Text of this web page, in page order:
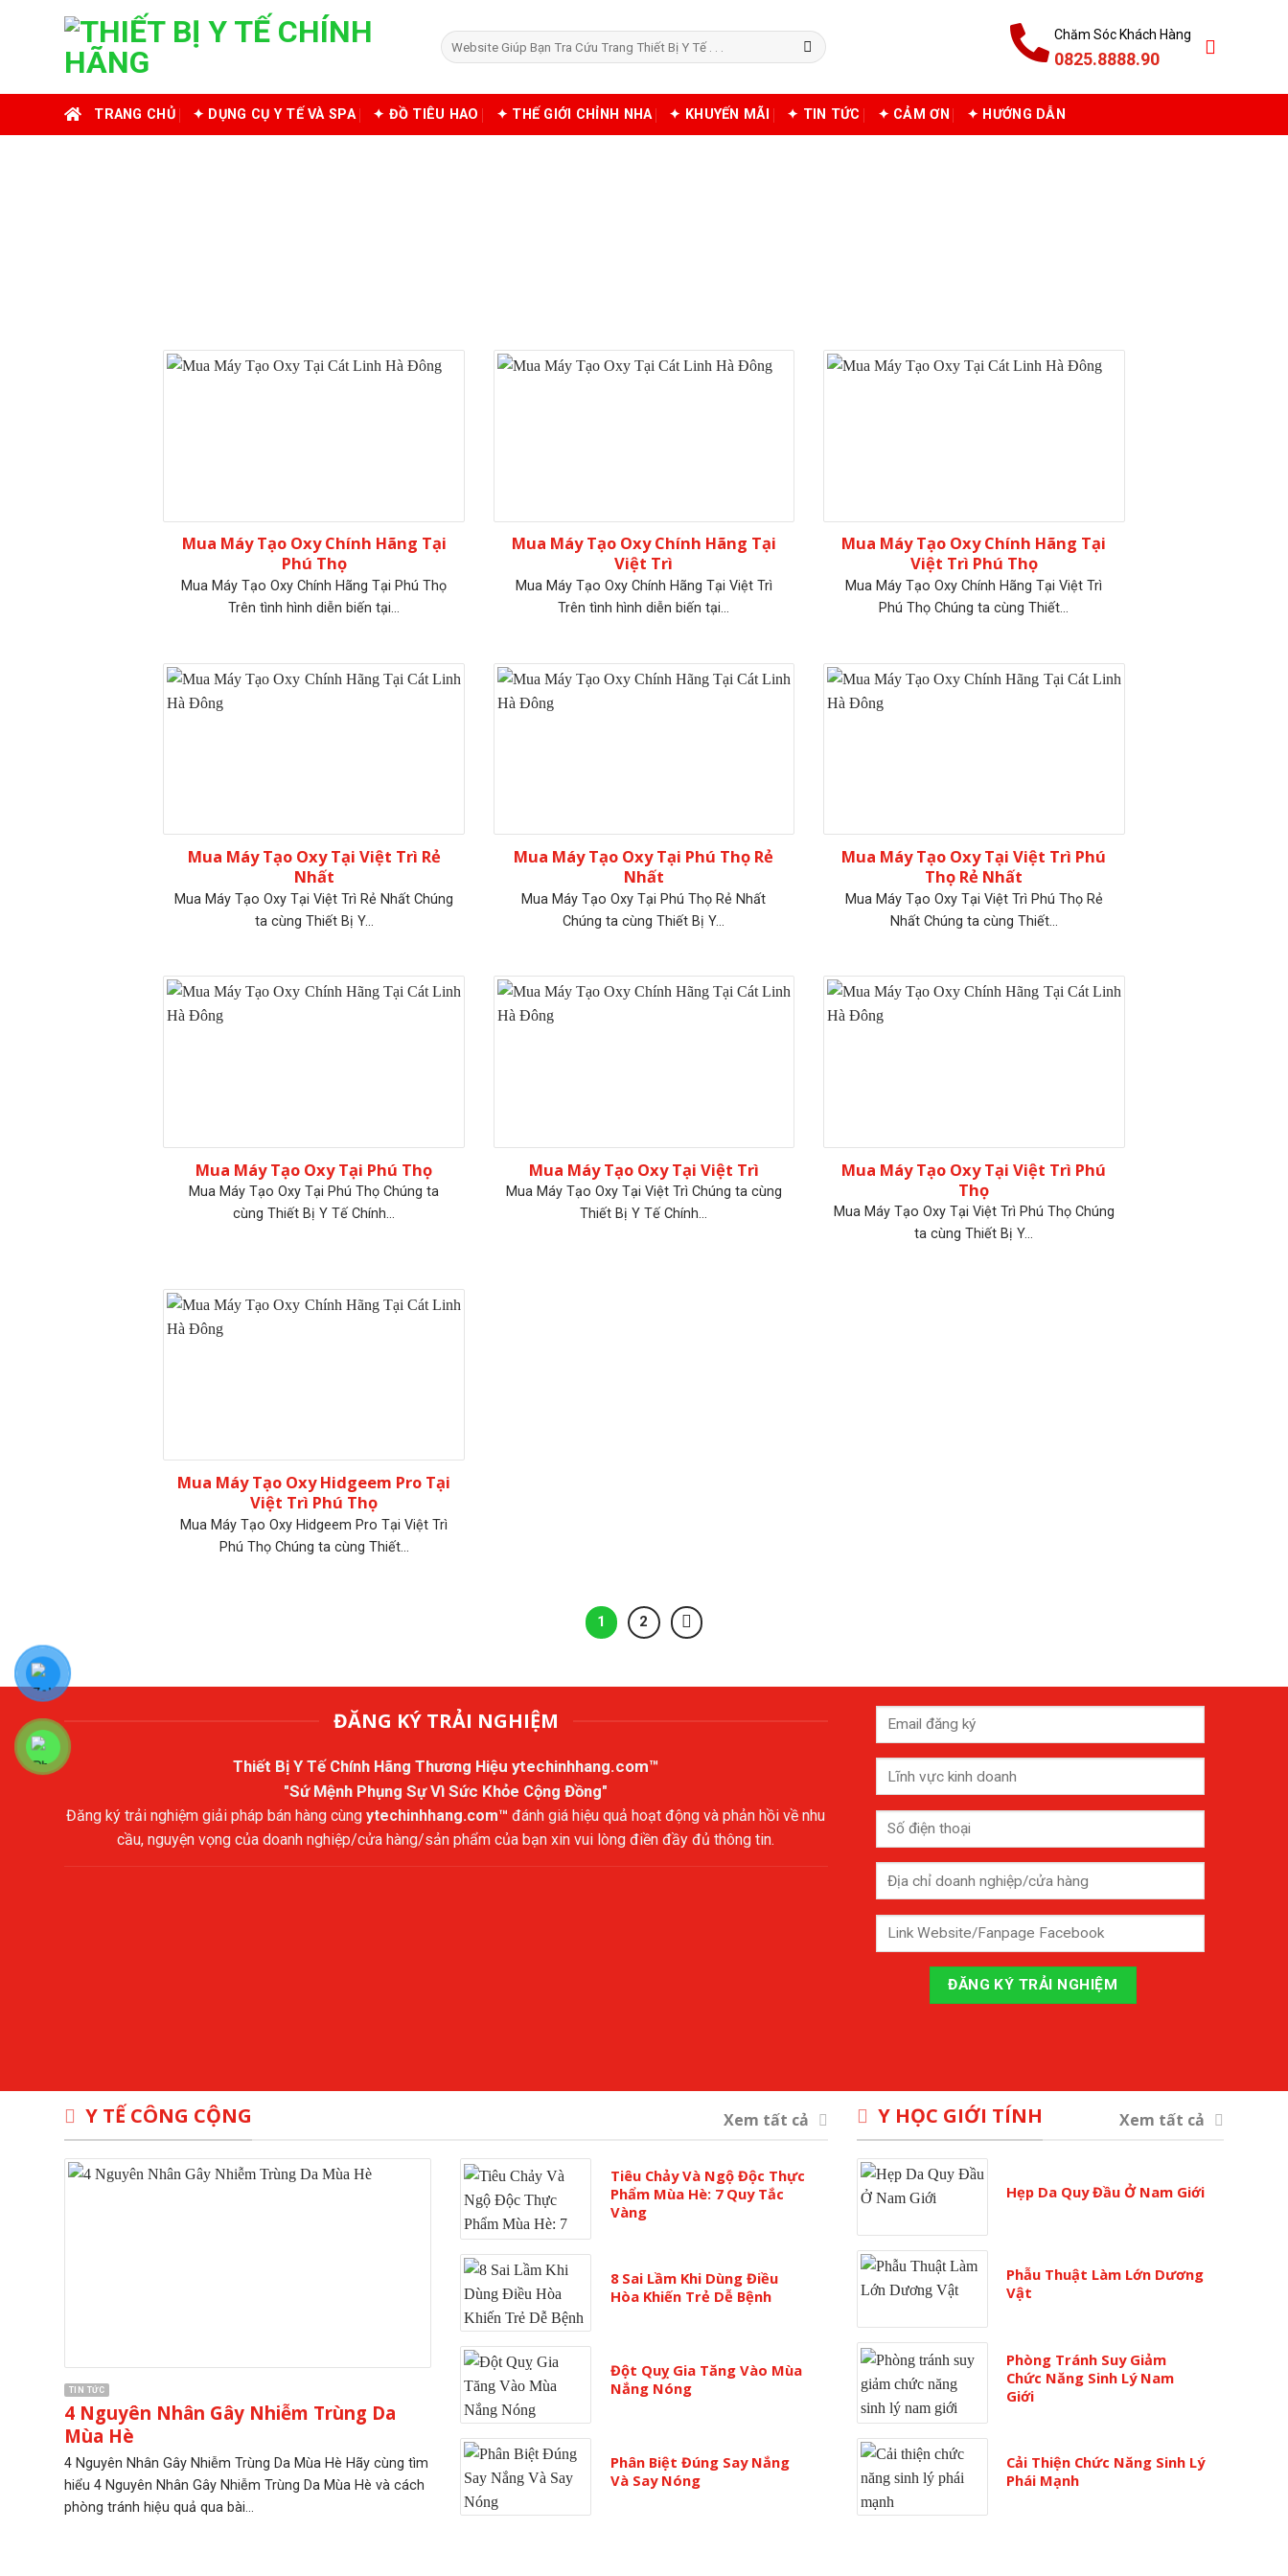
Tìm
kiếm:
Chăm Sóc Khách Hàng
0825.8888.90
TRANG CHỦ ✦ DỤNG CỤ Y TẾ VÀ SPA ✦ ĐỒ TIÊU HAO ✦ THẾ GIỚI CHỈNH NHA ✦ KHUYẾN MÃI ✦ TIN TỨC ✦ CẢM ƠN ✦ HƯỚNG DẪN
Mua Máy Tạo Oxy Chính Hãng Tại
Phú Thọ
Mua Máy Tạo Oxy Chính Hãng Tại Phú Thọ
Trên tình hình diễn biến tại...
Mua Máy Tạo Oxy Chính Hãng Tại
Việt Trì
Mua Máy Tạo Oxy Chính Hãng Tại Việt Trì
Trên tình hình diễn biến tại...
Mua Máy Tạo Oxy Chính Hãng Tại
Việt Trì Phú Thọ
Mua Máy Tạo Oxy Chính Hãng Tại Việt Trì
Phú Thọ Chúng ta cùng Thiết...
Mua Máy Tạo Oxy Tại Việt Trì Rẻ
Nhất
Mua Máy Tạo Oxy Tại Việt Trì Rẻ Nhất Chúng
ta cùng Thiết Bị Y...
Mua Máy Tạo Oxy Tại Phú Thọ Rẻ
Nhất
Mua Máy Tạo Oxy Tại Phú Thọ Rẻ Nhất
Chúng ta cùng Thiết Bị Y...
Mua Máy Tạo Oxy Tại Việt Trì Phú
Thọ Rẻ Nhất
Mua Máy Tạo Oxy Tại Việt Trì Phú Thọ Rẻ
Nhất Chúng ta cùng Thiết...
Mua Máy Tạo Oxy Tại Phú Thọ
Mua Máy Tạo Oxy Tại Phú Thọ Chúng ta
cùng Thiết Bị Y Tế Chính...
Mua Máy Tạo Oxy Tại Việt Trì
Mua Máy Tạo Oxy Tại Việt Trì Chúng ta cùng
Thiết Bị Y Tế Chính...
Mua Máy Tạo Oxy Tại Việt Trì Phú
Thọ
Mua Máy Tạo Oxy Tại Việt Trì Phú Thọ Chúng
ta cùng Thiết Bị Y...
Mua Máy Tạo Oxy Hidgeem Pro Tại
Việt Trì Phú Thọ
Mua Máy Tạo Oxy Hidgeem Pro Tại Việt Trì
Phú Thọ Chúng ta cùng Thiết...
1 2
ĐĂNG KÝ TRẢI NGHIỆM
Thiết Bị Y Tế Chính Hãng Thương Hiệu ytechinhhang.com™
"Sứ Mệnh Phụng Sự Vì Sức Khỏe Cộng Đồng"
Đăng ký trải nghiệm giải pháp bán hàng cùngytechinhhang.com™đánh giá hiệu quả hoạt động và phản hồi về nhu
cầu, nguyện vọng của doanh nghiệp/cửa hàng/sản phẩm của bạn xin vui lòng điền đầy đủ thông tin.
Y TẾ CÔNG CỘNG Xem tất cả
TIN TỨC
4 Nguyên Nhân Gây Nhiễm Trùng Da
Mùa Hè
4 Nguyên Nhân Gây Nhiễm Trùng Da Mùa Hè Hãy cùng tìm
hiểu 4 Nguyên Nhân Gây Nhiễm Trùng Da Mùa Hè và cách
phòng tránh hiệu quả qua bài...
Tiêu Chảy Và Ngộ Độc Thực
Phẩm Mùa Hè: 7 Quy Tắc
Vàng
8 Sai Lầm Khi Dùng Điều
Hòa Khiến Trẻ Dễ Bệnh
Đột Quỵ Gia Tăng Vào Mùa
Nắng Nóng
Phân Biệt Đúng Say Nắng
Và Say Nóng
Y HỌC GIỚI TÍNH Xem tất cả
Hẹp Da Quy Đầu Ở Nam Giới
Phẫu Thuật Làm Lớn Dương
Vật
Phòng Tránh Suy Giảm
Chức Năng Sinh Lý Nam
Giới
Cải Thiện Chức Năng Sinh Lý
Phái Mạnh